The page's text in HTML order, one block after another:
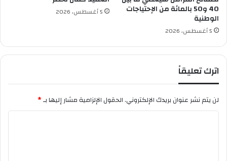
40 و50 بالمائة من الإحتياجات
الوطنية
5 أغسطس، 2026
5 أغسطس، 2026
اترك تعليقاً
لن يتم نشر عنوان بريدك الإلكتروني.الحقول الإلزامية مشار إليها بـ*